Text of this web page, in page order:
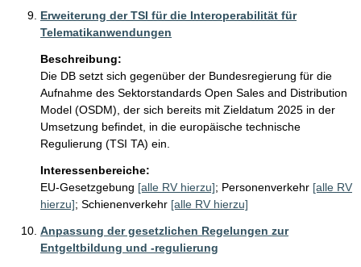
Erweiterung der TSI für die Interoperabilität für
Telematikanwendungen
Beschreibung:
Die DB setzt sich gegenüber der Bundesregierung für die
Aufnahme des Sektorstandards Open Sales and Distribution
Model (OSDM), der sich bereits mit Zieldatum 2025 in der
Umsetzung befindet, in die europäische technische
Regulierung (TSI TA) ein.
Interessenbereiche:
EU-Gesetzgebung [alle RV hierzu]; Personenverkehr [alle RV
hierzu]; Schienenverkehr [alle RV hierzu]
Anpassung der gesetzlichen Regelungen zur
Entgeltbildung und -regulierung